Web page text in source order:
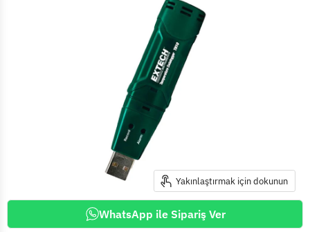
Yakınlaştırmak için dokunun
WhatsApp ile Sipariş Ver